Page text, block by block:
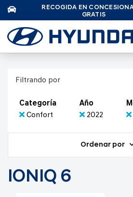
RECOGIDA EN
GRATIS
Filtrando por
Categoría
Confort
Año
2022
Ordenar por
IONIQ 6